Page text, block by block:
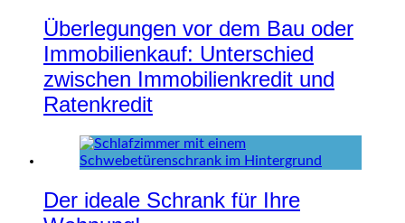
Überlegungen vor dem Bau oder
Immobilienkauf: Unterschied
zwischen Immobilienkredit und
Ratenkredit
Der ideale Schrank für Ihre